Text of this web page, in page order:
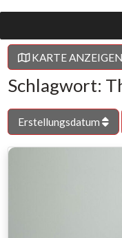
KARTE ANZEIGEN
Schlagwort:
Erstellungsdatum